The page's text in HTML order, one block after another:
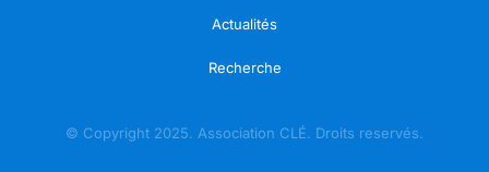
Actualités
Recherche
© Copyright 2025. Association CLÉ. Droits reservés.